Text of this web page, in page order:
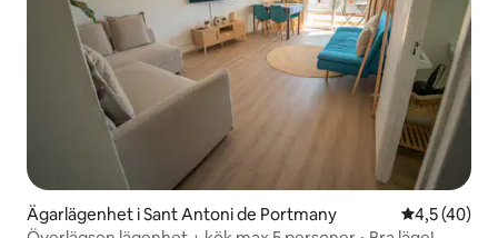
Ägarlägenhet i Sant Antoni de Portmany 4,5 av 5 i
4,5 (40)